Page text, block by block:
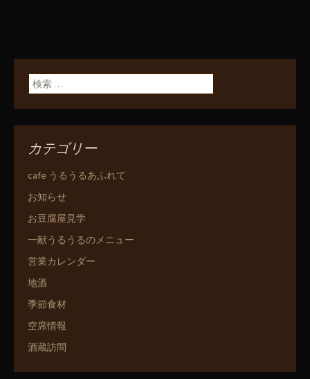
検索:
カテゴリー
cafe うるうるあふれて
お知らせ
お豆腐屋見学
一献うるうるのメニュー
営業カレンダー
地酒
季節食材
空席情報
酒蔵訪問